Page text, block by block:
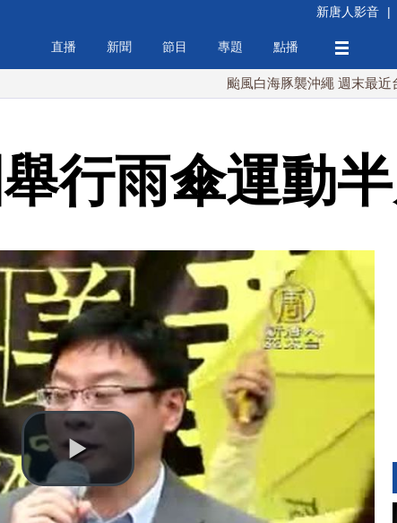
新唐人影音 |
直播 新聞 節目 專題 點播
颱風白海豚襲沖繩 週末最近台灣 10日
行雨傘運動